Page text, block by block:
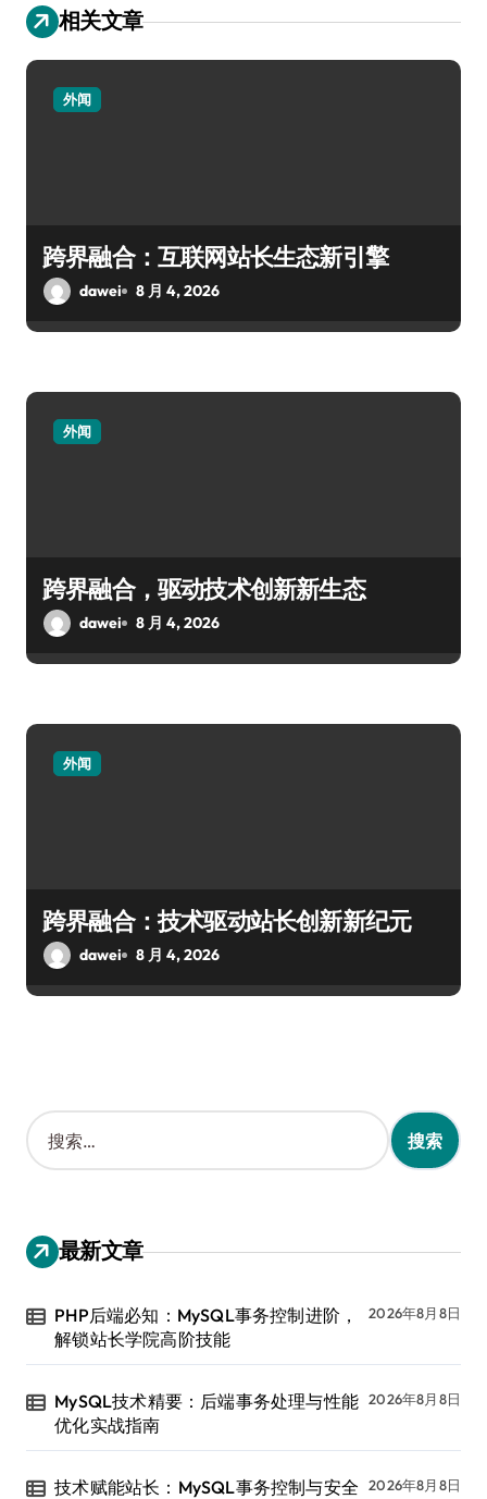
相关文章
外闻
跨界融合：互联网站长生态新引擎
dawei 8 月 4, 2026
外闻
跨界融合，驱动技术创新新生态
dawei 8 月 4, 2026
外闻
跨界融合：技术驱动站长创新新纪元
dawei 8 月 4, 2026
搜
索
：
最新文章
PHP后端必知：MySQL事务控制进阶，
解锁站长学院高阶技能
2026年8月8日
MySQL技术精要：后端事务处理与性能
优化实战指南
2026年8月8日
技术赋能站长：MySQL事务控制与安全
2026年8月8日